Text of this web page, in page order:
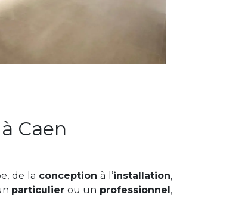
Caen
de la conception à l’installation,
particulier ou un professionnel,